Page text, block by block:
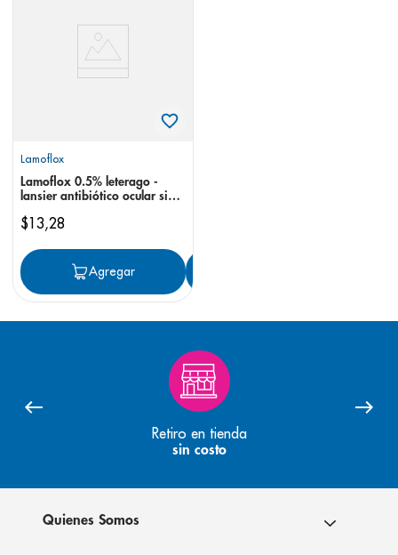
Lamoflox
Lamoflox 0.5% leterago -
lansier antibiótico ocular sin
$13,28
Agregar
Retiro en tienda
sin costo
Quienes Somos
panolini
prueba embarazo